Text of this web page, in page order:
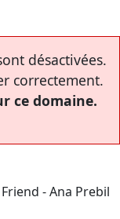
désactivées.
correctement.
ce domaine.